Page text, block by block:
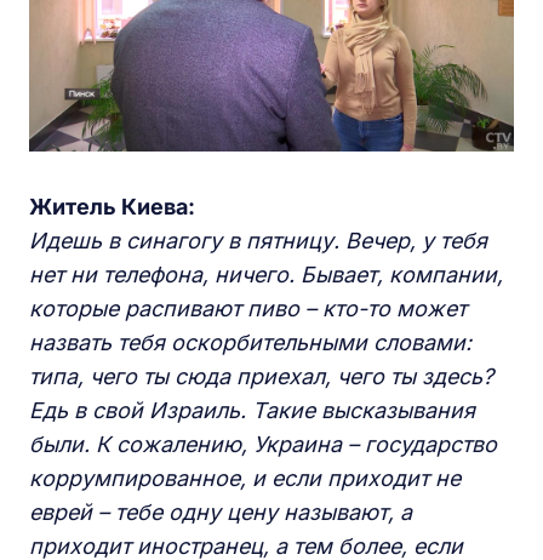
Житель Киева:
Идешь в синагогу в пятницу. Вечер, у тебя
нет ни телефона, ничего. Бывает, компании,
которые распивают пиво – кто-то может
назвать тебя оскорбительными словами:
типа, чего ты сюда приехал, чего ты здесь?
Едь в свой Израиль. Такие высказывания
были. К сожалению, Украина – государство
коррумпированное, и если приходит не
еврей – тебе одну цену называют, а
приходит иностранец, а тем более, если